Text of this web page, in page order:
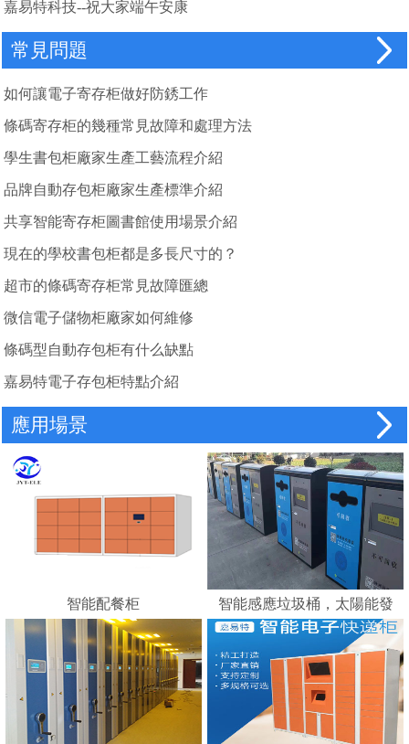
嘉易特科技--祝大家端午安康
常見問題
如何讓電子寄存柜做好防銹工作
條碼寄存柜的幾種常見故障和處理方法
學生書包柜廠家生產工藝流程介紹
品牌自動存包柜廠家生產標準介紹
共享智能寄存柜圖書館使用場景介紹
現在的學校書包柜都是多長尺寸的？
超市的條碼寄存柜常見故障匯總
微信電子儲物柜廠家如何維修
條碼型自動存包柜有什么缺點
嘉易特電子存包柜特點介紹
應用場景
智能配餐柜
智能感應垃圾桶，太陽能發
電，智能垃圾分類的好幫手
---蘇州嘉易特電子科技有限
公司